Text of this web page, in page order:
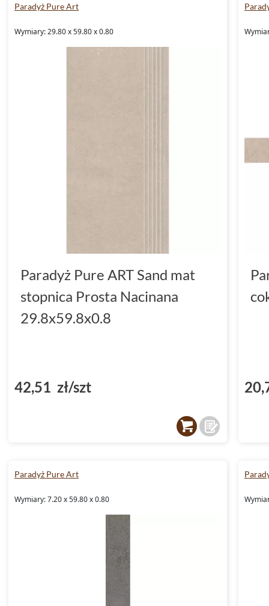
Paradyż Pure Art
Wymiary: 29.80 x 59.80 x 0.80
Paradyż Pure ART Sand mat
stopnica Prosta Nacinana
29.8x59.8x0.8
42,51 zł/szt
Paradyż Pure Art
Wymiary: 7.20 x 59.80 x 0.80